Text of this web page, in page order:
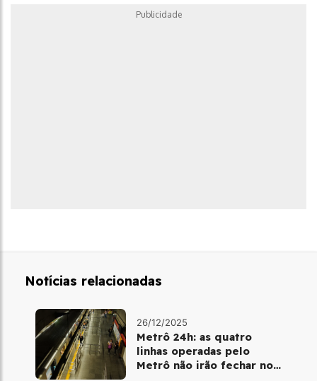
Publicidade
Notícias relacionadas
26/12/2025
Metrô 24h: as quatro
linhas operadas pelo
Metrô não irão fechar no